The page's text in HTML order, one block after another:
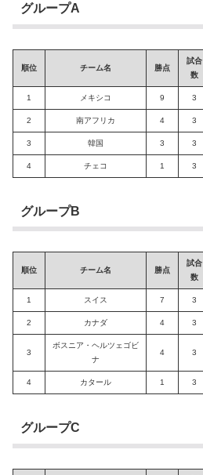
グループA
順位 チーム名 勝点
試合
数
1 メキシコ 9 3
2 南アフリカ 4 3
3 韓国 3 3
4 チェコ 1 3
グループB
順位 チーム名 勝点
試合
数
1 スイス 7 3
2 カナダ 4 3
3
ボスニア・ヘルツェゴビ
ナ
4 3
4 カタール 1 3
グループC